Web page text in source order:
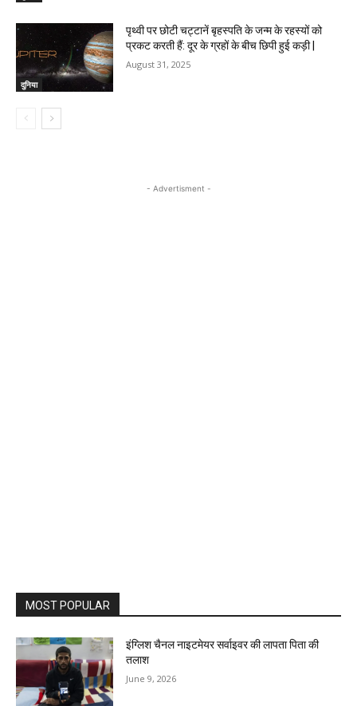
दुनिया
पृथ्वी पर छोटी चट्टानें बृहस्पति के जन्म के रहस्यों को
प्रकट करती हैं: दूर के ग्रहों के बीच छिपी हुई कड़ी |
August 31, 2025
- Advertisment -
MOST POPULAR
इंग्लिश चैनल नाइटमेयर सर्वाइवर की लापता पिता की
तलाश
June 9, 2026